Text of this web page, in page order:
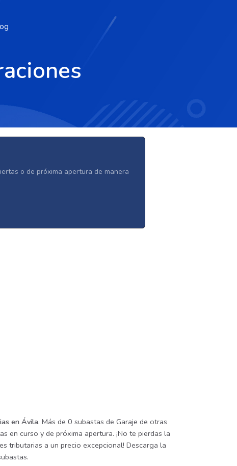
o de próxima apertura de manera
en Ávila. Más de 0 subastas de Garaje de otras
en curso y de próxima apertura. ¡No te pierdas la
tributarias a un precio excepcional! Descarga la